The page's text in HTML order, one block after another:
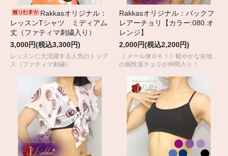
Rakkasオリジナル：
レッスンTシャツ ミディアム
丈（ファティマ刺繍入り）
3,000円(税込3,300円)
レッスンに大活躍する人気のトップ
ス（ファティマ刺繍）
Rakkasオリジナル：バックフ
レアーチョリ【カラー:080.オ
レンジ】
2,000円(税込2,200円)
《 メール便ＯＫ！》軽やかな生地
の個性派チョリが仲間入り！